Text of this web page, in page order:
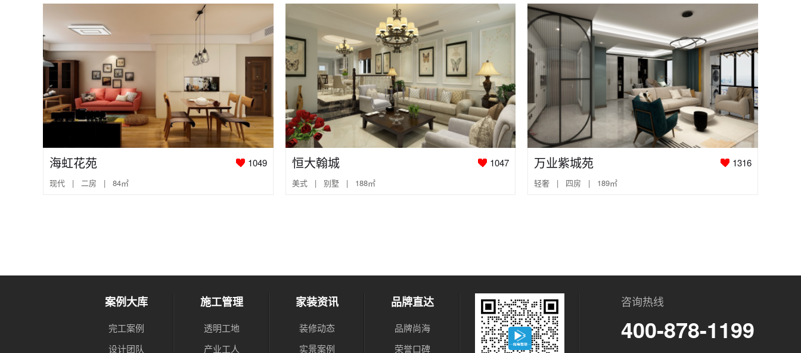
海虹花苑 1049
现代 | 二房 | 84㎡
恒大翰城 1047
美式 | 别墅 | 188㎡
万业紫城苑 1316
轻奢 | 四房 | 189㎡
案例大库
完工案例
设计团队
施工管理
透明工地
产业工人
家装资讯
装修动态
实景案例
品牌直达
品牌尚海
荣誉口碑
咨询热线
400-878-1199